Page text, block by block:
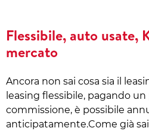
Flessibile, auto usate,
mercato
Ancora non sai cosa sia il
leasing flessibile, pagando
commissione, è possibile
anticipatamente.Come già